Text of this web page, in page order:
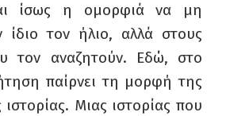
ίσως η ομορφιά να μη
ίδιο τον ήλιο, αλλά στους
τον αναζητούν. Εδώ, στο
παίρνει τη μορφή της
Μιας ιστορίας που